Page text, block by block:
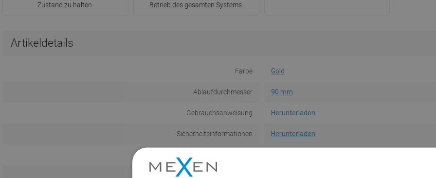
Zustand zu halten.
Betrieb des gesamten Systems.
Artikeldetails
Farbe Gold
Ablaufdurchmesser 90 mm
Gebrauchsanweisung Herunterladen
Sicherheitsinformationen Herunterladen